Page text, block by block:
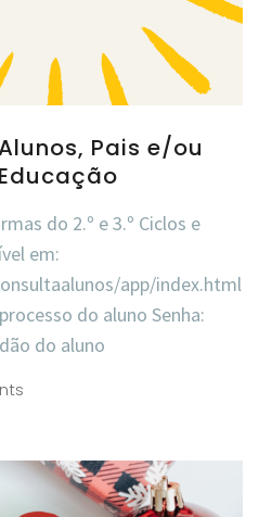
Pais e/ou
do 2.º e 3.º Ciclos e
em:
app/index.html
do aluno Senha:
do aluno